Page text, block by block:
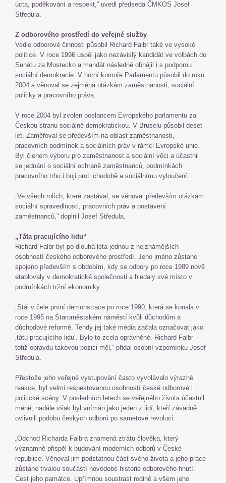
úcta, poděkování a respekt,” uvedl předseda ČMKOS Josef
Středula.
Z odborového prostředí do veřejné služby
Vedle odborové činnosti působil Richard Falbr také ve vysoké
politice. V roce 1996 uspěl jako nezávislý kandidát ve volbách do
Senátu za Mostecko a mandát následně obhájil i s podporou
sociální demokracie. V horní komoře Parlamentu působil do roku
2004 a věnoval se zejména otázkám zaměstnanosti, sociální
politiky a pracovního práva.
V roce 2004 byl zvolen poslancem Evropského parlamentu za
Českou stranu sociálně demokratickou. V Bruselu působil deset
let. Zaměřoval se především na oblast zaměstnanosti,
pracovních podmínek a sociálních práv v rámci Evropské unie.
Byl členem výboru pro zaměstnanost a sociální věci a účastnil
se jednání o sociální ochraně zaměstnanců, podmínkách
pracovního trhu i boji proti chudobě a sociálnímu vyloučení.
„Ve všech rolích, které zastával, se věnoval především otázkám
sociální spravedlnosti, pracovních práv a postavení
zaměstnanců,” doplnil Josef Středula.
„Táta pracujícího lidu“
Richard Falbr byl po dlouhá léta jednou z nejznámějších
osobností českého odborového prostředí. Jeho jméno zůstane
spojeno především s obdobím, kdy se odbory po roce 1989 nově
etablovaly v demokratické společnosti a hledaly své místo v
podmínkách tržní ekonomiky.
„Stál v čele první demonstrace po roce 1990, která se konala v
roce 1995 na Staroměstském náměstí kvůli důchodům a
důchodové reformě. Tehdy jej také média začala označovat jako
‚tátu pracujícího lidu‘. Bylo to zcela oprávněné. Richard Falbr
totiž opravdu takovou pozici měl,“ přidal osobní vzpomínku Josef
Středula.
Přestože jeho veřejné vystupování často vyvolávalo výrazné
reakce, byl velmi respektovanou osobností české odborové i
politické scény. V posledních letech se veřejného života účastnil
méně, nadále však byl vnímán jako jeden z lidí, kteří zásadně
ovlivnili podobu českých odborů po sametové revoluci.
„Odchod Richarda Falbra znamená ztrátu člověka, který
významně přispěl k budování moderních odborů v České
republice. Věnoval jim podstatnou část svého života a jeho práce
zůstane trvalou součástí novodobé historie odborového hnutí.
Čest jeho památce. Upřímnou soustrast rodině a všem jeho